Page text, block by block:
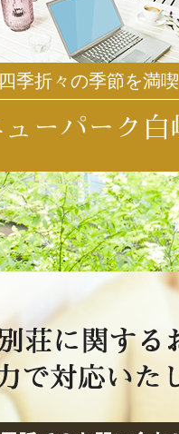
四季折々の季節を満喫